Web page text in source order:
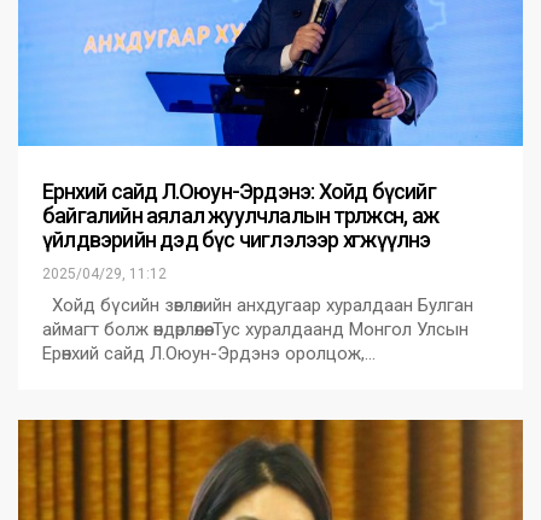
Ерөнхий сайд Л.Оюун-Эрдэнэ: Хойд бүсийг
байгалийн аялал жуулчлалын төрөлжсөн, аж
үйлдвэрийн дэд бүс чиглэлээр хөгжүүлнэ
2025/04/29, 11:12
Хойд бүсийн зөвлөлийн анхдугаар хуралдаан Булган
аймагт болж өндөрлөлөө. Тус хуралдаанд Монгол Улсын
Ерөнхий сайд Л.Оюун-Эрдэнэ оролцож,…